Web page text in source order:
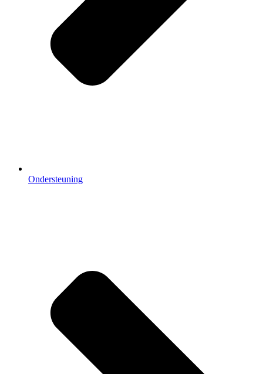
Ondersteuning